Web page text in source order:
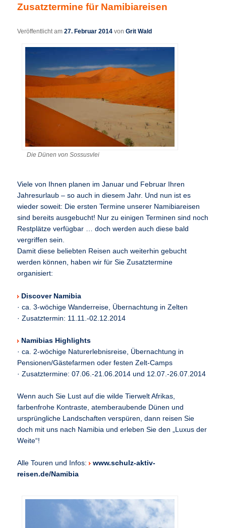
Zusatztermine für Namibiareisen
Veröffentlicht am27. Februar 2014 vonGrit Wald
Die Dünen von Sossusvlei
Viele von Ihnen planen im Januar und Februar Ihren
Jahresurlaub – so auch in diesem Jahr. Und nun ist es
wieder soweit: Die ersten Termine unserer Namibiareisen
sind bereits ausgebucht! Nur zu einigen Terminen sind noch
Restplätze verfügbar … doch werden auch diese bald
vergriffen sein.
Damit diese beliebten Reisen auch weiterhin gebucht
werden können, haben wir für Sie Zusatztermine
organisiert:
Discover Namibia
· ca. 3-wöchige Wanderreise, Übernachtung in Zelten
· Zusatztermin: 11.11.-02.12.2014
Namibias Highlights
· ca. 2-wöchige Naturerlebnisreise, Übernachtung in
Pensionen/Gästefarmen oder festen Zelt-Camps
· Zusatztermine: 07.06.-21.06.2014 und 12.07.-26.07.2014
Wenn auch Sie Lust auf die wilde Tierwelt Afrikas,
farbenfrohe Kontraste, atemberaubende Dünen und
ursprüngliche Landschaften verspüren, dann reisen Sie
doch mit uns nach Namibia und erleben Sie den „Luxus der
Weite“!
Alle Touren und Infos: www.schulz-aktiv-
reisen.de/Namibia